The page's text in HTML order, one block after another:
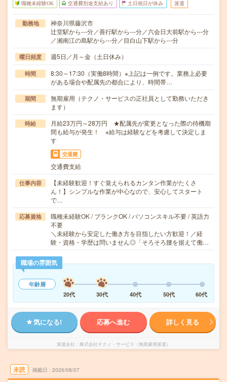
職種未経験OK 交通費別途支給あり 土日祝日が休み 派遣
勤務地
神奈川県藤沢市
辻堂駅から---分／善行駅から---分／六会日大前駅から---分
／湘南江の島駅から---分／目白山下駅から---分
曜日頻度 週5日／月～金（土日休み）
時間
8:30～17:30（実働8時間）※上記は一例です。業務上必要
がある場合や配属先の都合により、時間帯…
期間
無期雇用（テクノ・サービスの正社員として勤務いただき
ます）
時給
月給23万円～28万円 ★配属先が変更となった際の待機期
間も給与が発生！ ※給与は経験などを考慮して決定しま
す
交通費
交通費支給
仕事内容
【未経験歓迎！すぐ覚えられるカンタン作業がたくさ
ん！】シンプルな作業が中心なので、安心してスタート
で…
応募資格
職種未経験OK / ブランクOK / パソコンスキル不要 / 英語力
不要
＼未経験から安定した働き方を目指したい方歓迎！／経
験・資格・学歴は問いません◎「そろそろ腰を据えて働…
職場の雰囲気
年齢層
20代
30代 40代 50代 60代
気になる! 応募へ進む 詳しく見る
派遣会社 株式会社テクノ・サービス（無期雇用派遣）
未読 掲載日 2026/08/07